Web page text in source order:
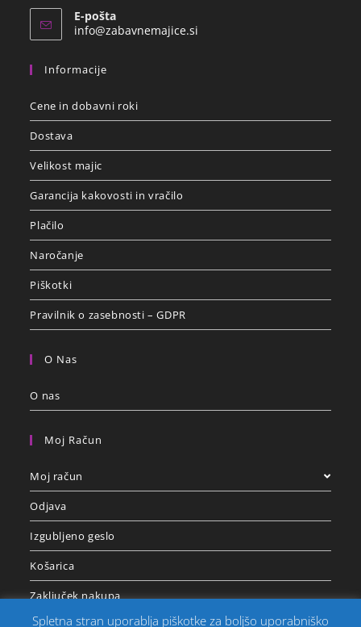
E-pošta
info@zabavnemajice.si
Informacije
Cene in dobavni roki
Dostava
Velikost majic
Garancija kakovosti in vračilo
Plačilo
Naročanje
Piškotki
Pravilnik o zasebnosti – GDPR
O Nas
O nas
Moj Račun
Moj račun
Odjava
Izgubljeno geslo
Košarica
Zaključek nakupa
Spletna stran uporablja piškotke za boljšo uporabniško